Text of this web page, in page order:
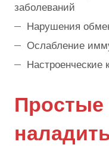
заболеваний
Нарушения
Ослабление
Настроенческие